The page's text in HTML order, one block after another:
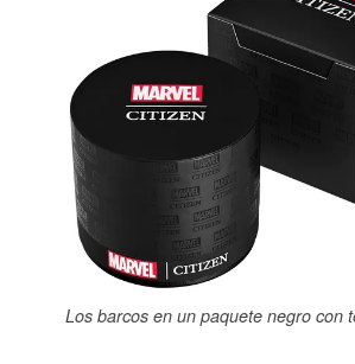
Los barcos en un paquete negro con